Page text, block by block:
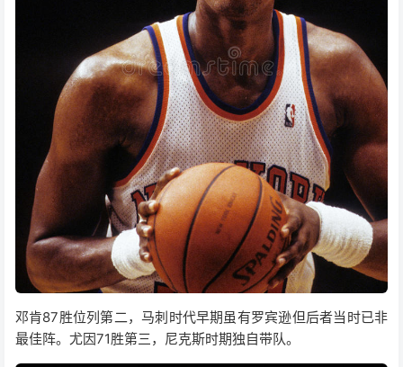
邓肯87胜位列第二，马刺时代早期虽有罗宾逊但后者当时已非
最佳阵。尤因71胜第三，尼克斯时期独自带队。